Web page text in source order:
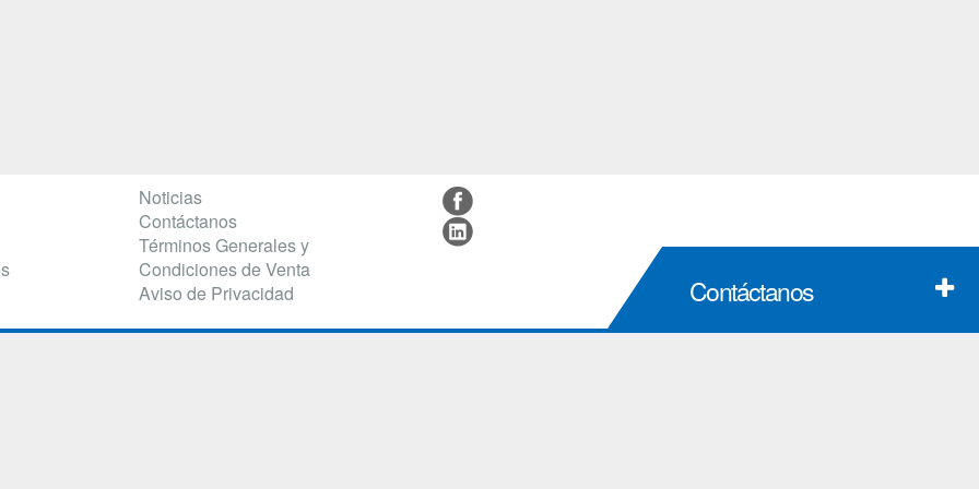
Noticias
Contáctanos
Términos Generales y
Condiciones de Venta
Aviso de Privacidad
Contáctanos